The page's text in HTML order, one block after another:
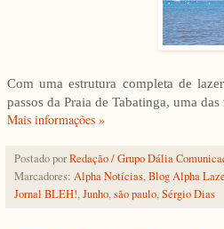
Com uma estrutura completa de
passos da Praia de Tabatinga, uma
Mais informações »
Postado porRedação / Grupo Dália
Marcadores: Alpha Notícias,Blog Alpha
Jornal BLEH!,Junho,são paulo,Sérgio Dias